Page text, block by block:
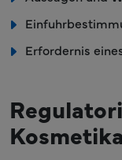
Erfordernis
Kosmetika